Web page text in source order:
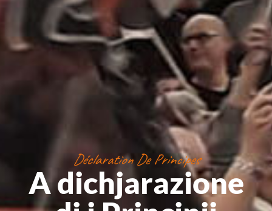
Déclaration De Principes
A dichjarazione